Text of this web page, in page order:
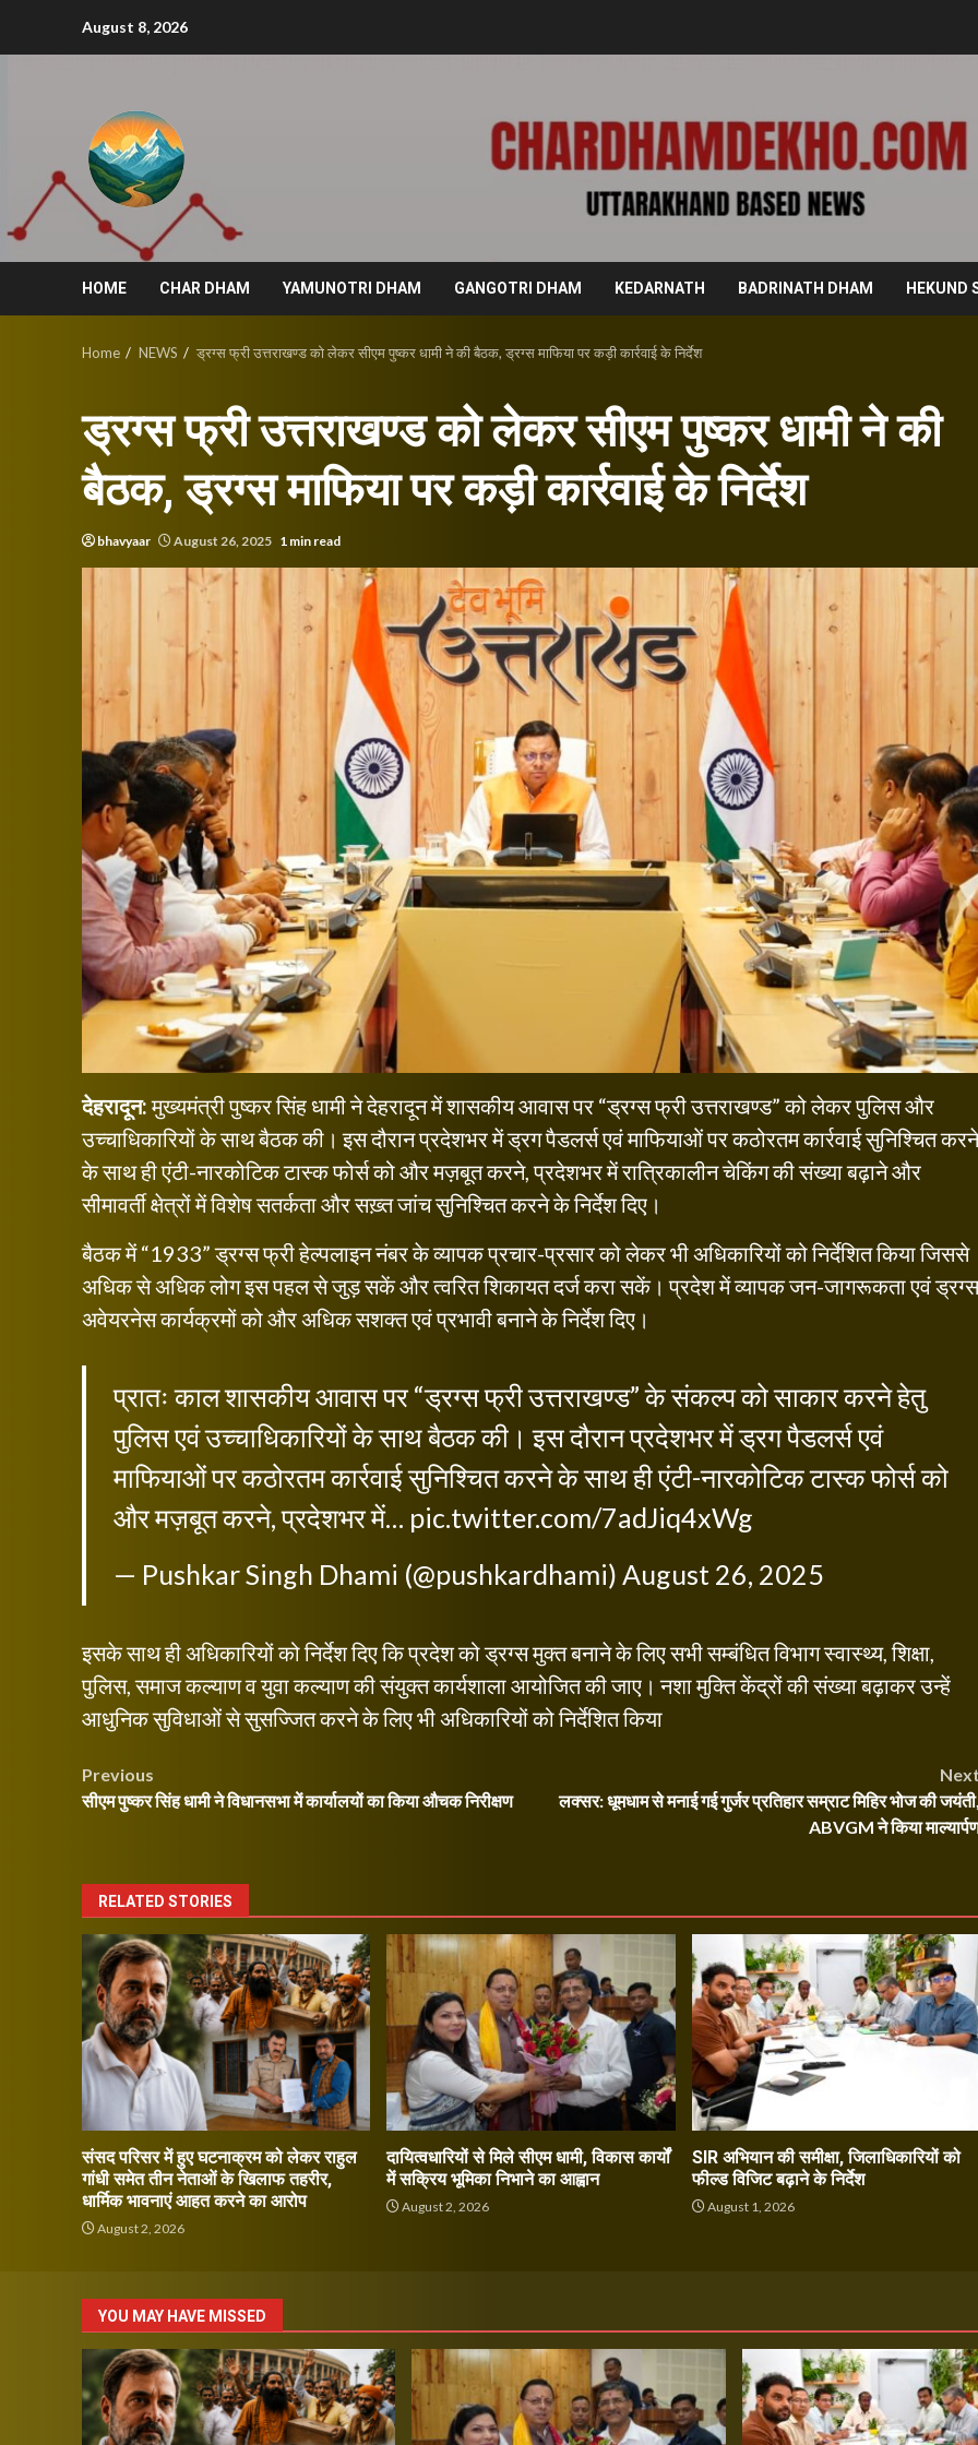
August 8, 2026
HOME CHAR DHAM YAMUNOTRI DHAM GANGOTRI DHAM KEDARNATH BADRINATH DHAM HEKUND
Home NEWS ड्रग्स फ्री उत्तराखण्ड को लेकर सीएम पुष्कर धामी ने की बैठक, ड्रग्स माफिया पर कड़ी कार्रवाई के निर्देश
ड्रग्स फ्री उत्तराखण्ड को लेकर सीएम पुष्कर धामी ने की
बैठक, ड्रग्स माफिया पर कड़ी कार्रवाई के निर्देश
bhavyaar August 26, 2025 1 min read
देहरादून:मुख्यमंत्री पुष्कर सिंह धामी ने देहरादून में शासकीय आवास पर “ड्रग्स फ्री उत्तराखण्ड” को लेकर पुलिस और
उच्चाधिकारियों के साथ बैठक की। इस दौरान प्रदेशभर में ड्रग पैडलर्स एवं माफियाओं पर कठोरतम कार्रवाई सुनिश्चित करने
के साथ ही एंटी-नारकोटिक टास्क फोर्स को और मज़बूत करने, प्रदेशभर में रात्रिकालीन चेकिंग की संख्या बढ़ाने और
सीमावर्ती क्षेत्रों में विशेष सतर्कता और सख़्त जांच सुनिश्चित करने के निर्देश दिए।
बैठक में “1933” ड्रग्स फ्री हेल्पलाइन नंबर के व्यापक प्रचार-प्रसार को लेकर भी अधिकारियों को निर्देशित किया जिससे
अधिक से अधिक लोग इस पहल से जुड़ सकें और त्वरित शिकायत दर्ज करा सकें। प्रदेश में व्यापक जन-जागरूकता एवं ड्रग्स
अवेयरनेस कार्यक्रमों को और अधिक सशक्त एवं प्रभावी बनाने के निर्देश दिए।
प्रातः काल शासकीय आवास पर “ड्रग्स फ्री उत्तराखण्ड” के संकल्प को साकार करने हेतु
पुलिस एवं उच्चाधिकारियों के साथ बैठक की। इस दौरान प्रदेशभर में ड्रग पैडलर्स एवं
माफियाओं पर कठोरतम कार्रवाई सुनिश्चित करने के साथ ही एंटी-नारकोटिक टास्क फोर्स को
और मज़बूत करने, प्रदेशभर में… pic.twitter.com/7adJiq4xWg
— Pushkar Singh Dhami (@pushkardhami) August 26, 2025
इसके साथ ही अधिकारियों को निर्देश दिए कि प्रदेश को ड्रग्स मुक्त बनाने के लिए सभी सम्बंधित विभाग स्वास्थ्य, शिक्षा,
पुलिस, समाज कल्याण व युवा कल्याण की संयुक्त कार्यशाला आयोजित की जाए। नशा मुक्ति केंद्रों की संख्या बढ़ाकर उन्हें
आधुनिक सुविधाओं से सुसज्जित करने के लिए भी अधिकारियों को निर्देशित किया
Post
navigation
Previous
सीएम पुष्कर सिंह धामी ने विधानसभा में कार्यालयों का किया औचक निरीक्षण
लक्सर: धूमधाम से मनाई गई गुर्जर प्रतिहार सम्राट मिहिर भोज की
ABVGM ने किया
RELATED STORIES
संसद परिसर में हुए घटनाक्रम को लेकर राहुल
गांधी समेत तीन नेताओं के खिलाफ तहरीर,
धार्मिक भावनाएं आहत करने का आरोप
August 2, 2026
दायित्वधारियों से मिले सीएम धामी, विकास कार्यों
में सक्रिय भूमिका निभाने का आह्वान
August 2, 2026
SIR अभियान की समीक्षा, जिलाधिकारियों को
फील्ड विजिट बढ़ाने के निर्देश
August 1, 2026
YOU MAY HAVE MISSED